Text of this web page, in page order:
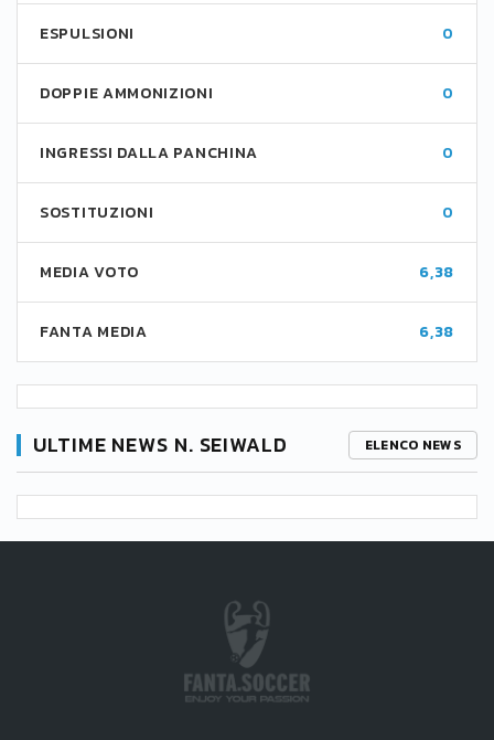
ESPULSIONI 0
DOPPIE AMMONIZIONI 0
INGRESSI DALLA PANCHINA 0
SOSTITUZIONI 0
MEDIA VOTO 6,38
FANTA MEDIA 6,38
ULTIME NEWS N. SEIWALD ELENCO NEWS